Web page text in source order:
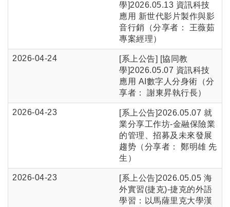
學]2026.05.13 資訊科技
應用 新世代影片製作與影
音行銷（分享者： 王薇茹
專案經理）
2026-04-24
[系上公告] [協同教
學]2026.05.07 資訊科技
應用 AI數字人分身術（分
享者： 謝東昇執行長）
2026-04-23
[系上公告]2026.05.07 就
業分享工作坊-金融保險業
的管理、招募及未來發展
趨势（分享者： 鄭明雄 先
生）
2026-04-23 [系上公告]2026.05.05 海
外實習(捷克)-捷克的外語
學習：以馬薩里克大學漢